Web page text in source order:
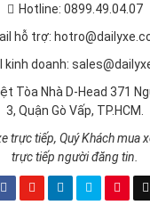
Hotline: 0899.49.04.07
hỗ trợ:
kinh doanh:
Tòa Nhà D-Head 371
3, Quận Gò Vấp, TP.HCM.
trực tiếp, Quý Khách mua
trực tiếp người đăng tin.